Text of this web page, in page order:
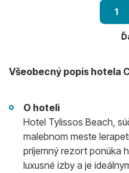
1
Všeobecný popis hotela
O hoteli
Hotel Tylissos Beach,
malebnom meste
príjemný rezort ponúka
luxusné izby a je